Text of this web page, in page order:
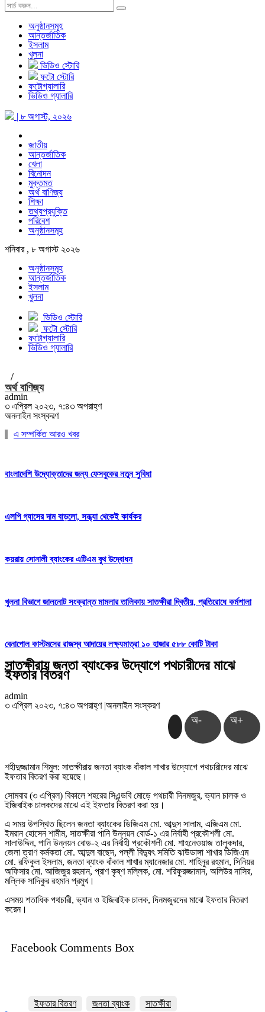
অনুষ্ঠানসমূহ
আন্তর্জাতিক
ইসলাম
খুলনা
ভিডিও স্টোরি
ফটো স্টোরি
ফটোগ্যালারি
ভিডিও গ্যালারি
| ৮ অগাস্ট, ২০২৬
জাতীয়
আন্তর্জাতিক
খেলা
বিনোদন
মুক্তমত
অর্থ বাণিজ্য
শিক্ষা
তথ্যপ্রযুক্তি
পরিবেশ
অনুষ্ঠানসমূহ
শনিবার , ৮ অগাস্ট ২০২৬
অনুষ্ঠানসমূহ
আন্তর্জাতিক
ইসলাম
খুলনা
ভিডিও স্টোরি
ফটো স্টোরি
ফটোগ্যালারি
ভিডিও গ্যালারি
/
অর্থ বাণিজ্য
admin
৩ এপ্রিল ২০২৩, ৭:৪৩ অপরাহ্ণ
অনলাইন সংস্করণ
এ সম্পর্কিত আরও খবর
বাংলাদেশি উদ্যোক্তাদের জন্য ফেসবুকের নতুন সুবিধা
এলপি গ্যাসের দাম বাড়লো, সন্ধ্যা থেকেই কার্যকর
কয়রায় সোনালী ব্যাংকের এটিএম বুথ উদ্বোধন
খুলনা বিভাগে জালনোট সংক্রান্ত মামলার তালিকায় সাতক্ষীরা দ্বিতীয়, প্রতিরোধে কর্মশালা
বেনাপোল কাস্টমসের রাজস্ব আদায়ের লক্ষ্যমাত্রা ১০ হাজার ৫৮৮ কোটি টাকা
সাতক্ষীরায় জনতা ব্যাংকের উদ্যোগে পথচারীদের মাঝে
ইফতার বিতরণ
admin
৩ এপ্রিল ২০২৩, ৭:৪৩ অপরাহ্ণ |অনলাইন সংস্করণ
অ- অ+
শহীদুজ্জামান শিমুল: সাতক্ষীরায় জনতা ব্যাংক বাঁকাল শাখার উদ্যোগে পথচারীদের মাঝে
ইফতার বিতরণ করা হয়েছে।
সোমবার (৩ এপ্রিল) বিকালে শহরের সিএন্ডবি মোড়ে পথচারী দিনমজুর, ভ্যান চালক ও
ইজিবাইক চালকদের মাঝে এই ইফতার বিতরণ করা হয়।
এ সময় উপস্থিত ছিলেন জনতা ব্যাংকের ডিজিএম মো. আব্দুস সালাম, এজিএম মো.
ইমরান হোসেন শামীম, সাতক্ষীরা পানি উন্নয়ন বোর্ড-১ এর নির্বাহী প্রকৌশলী মো.
সালাউদ্দিন, পানি উন্নয়ন বোড-২ এর নির্বাহী প্রকৌশলী মো. শাহনেওয়াজ তালুকদার,
জেলা ত্রাণ কর্মকতা মো. আব্দুল বাছেদ, পল্লী বিদ্যুৎ সমিতি ঝাউডাঙ্গা শাখার ডিজিএম
মো. রফিকুল ইসলাম, জনতা ব্যাংক বাঁকাল শাখার ম্যানেজার মো. শাহিনুর রহমান, সিনিয়র
অফিসার মো. আজিজুর রহমান, প্রাণ কৃষ্ণ মল্লিক, মো. শরিফুরজ্জামান, অলিউর নাসির,
মল্লিক সাদিকুর রহমান প্রমুখ।
এসময় শতাধিক পথচারী, ভ্যান ও ইজিবাইক চালক, দিনমজুরদের মাঝে ইফতার বিতরণ
করেন।
Facebook Comments Box
ইফতার বিতরণ জনতা ব্যাংক সাতক্ষীরা